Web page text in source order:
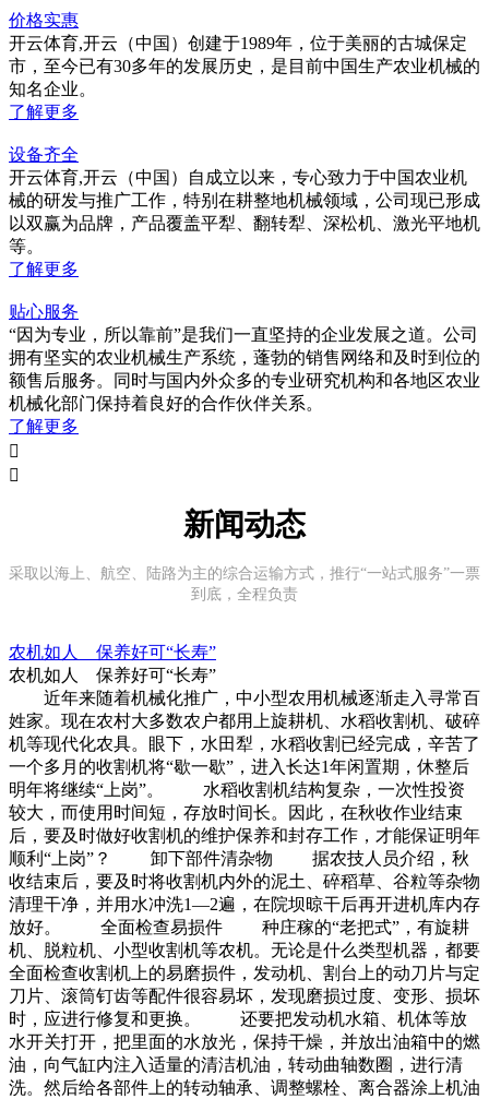
价格实惠
开云体育,开云（中国）创建于1989年，位于美丽的古城保定
市，至今已有30多年的发展历史，是目前中国生产农业机械的
知名企业。
了解更多
设备齐全
开云体育,开云（中国）自成立以来，专心致力于中国农业机
械的研发与推广工作，特别在耕整地机械领域，公司现已形成
以双赢为品牌，产品覆盖平犁、翻转犁、深松机、激光平地机
等。
了解更多
贴心服务
“因为专业，所以靠前”是我们一直坚持的企业发展之道。公司
拥有坚实的农业机械生产系统，蓬勃的销售网络和及时到位的
额售后服务。同时与国内外众多的专业研究机构和各地区农业
机械化部门保持着良好的合作伙伴关系。
了解更多


新闻动态
采取以海上、航空、陆路为主的综合运输方式，推行“一站式服务”一票
到底，全程负责
农机如人 保养好可“长寿”
农机如人 保养好可“长寿”
近年来随着机械化推广，中小型农用机械逐渐走入寻常百
姓家。现在农村大多数农户都用上旋耕机、水稻收割机、破碎
机等现代化农具。眼下，水田犁，水稻收割已经完成，辛苦了
一个多月的收割机将“歇一歇”，进入长达1年闲置期，休整后
明年将继续“上岗”。 水稻收割机结构复杂，一次性投资
较大，而使用时间短，存放时间长。因此，在秋收作业结束
后，要及时做好收割机的维护保养和封存工作，才能保证明年
顺利“上岗”？ 卸下部件清杂物 据农技人员介绍，秋
收结束后，要及时将收割机内外的泥土、碎稻草、谷粒等杂物
清理干净，并用水冲洗1—2遍，在院坝晾干后再开进机库内存
放好。 全面检查易损件 种庄稼的“老把式”，有旋耕
机、脱粒机、小型收割机等农机。无论是什么类型机器，都要
全面检查收割机上的易磨损件，发动机、割台上的动刀片与定
刀片、滚筒钉齿等配件很容易坏，发现磨损过度、变形、损坏
时，应进行修复和更换。 还要把发动机水箱、机体等放
水开关打开，把里面的水放光，保持干燥，并放出油箱中的燃
油，向气缸内注入适量的清洁机油，转动曲轴数圈，进行清
洗。然后给各部件上的转动轴承、调整螺栓、离合器涂上机油